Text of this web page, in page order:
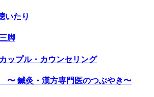
いたり
脚
ップル・カウンセリング
〜 鍼灸・漢方専門医のつぶやき〜